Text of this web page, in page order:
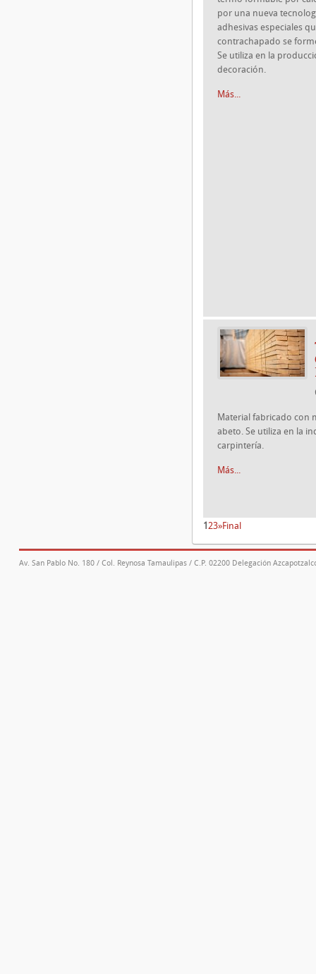
por una nueva
adhesivas especiales
contrachapado se
Se utiliza en la
decoración.
Más...
Material fabricado con
abeto. Se utiliza en la
carpintería.
Más...
1 23»Final
Av. San Pablo No. 180 / Col. Reynosa Tamaulipas / C.P. 02200 Delegación